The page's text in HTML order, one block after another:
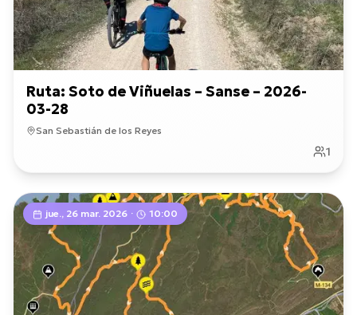
Ruta: Soto de Viñuelas – Sanse – 2026-
03-28
San Sebastián de los Reyes
1
jue., 26 mar. 2026 · 10:00